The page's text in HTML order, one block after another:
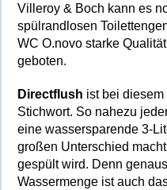
Villeroy & Boch kann es
spülrandlosen
WC O.novo starke
geboten.
Directflush ist bei
Stichwort. So nahezu
eine wassersparende 3-
großen Unterschied
gespült wird. Denn
Wassermenge ist auch